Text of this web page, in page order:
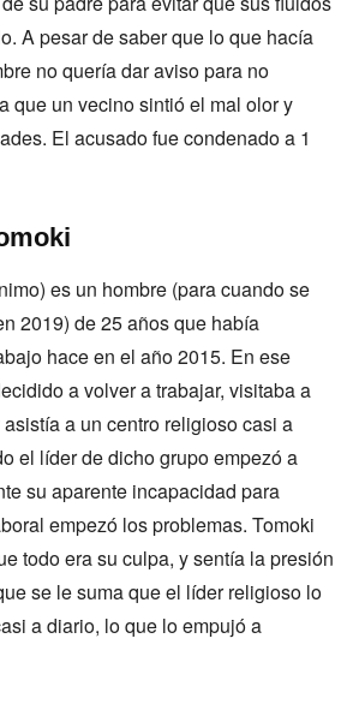
A pesar de saber que lo que hacía
no quería dar aviso para no
que un vecino sintió el mal olor y
El acusado fue condenado a 1
es un hombre (para cuando se
2019) de 25 años que había
hace en el año 2015. En ese
a volver a trabajar, visitaba a
a un centro religioso casi a
el líder de dicho grupo empezó a
su aparente incapacidad para
empezó los problemas. Tomoki
todo era su culpa, y sentía la presión
se le suma que el líder religioso lo
a diario, lo que lo empujó a